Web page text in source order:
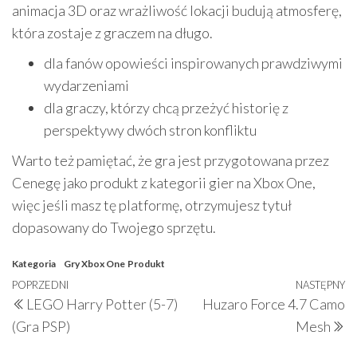
animacja 3D oraz wrażliwość lokacji budują atmosferę,
która zostaje z graczem na długo.
dla fanów opowieści inspirowanych prawdziwymi
wydarzeniami
dla graczy, którzy chcą przeżyć historię z
perspektywy dwóch stron konfliktu
Warto też pamiętać, że gra jest przygotowana przez
Cenegę jako produkt z kategorii gier na Xbox One,
więc jeśli masz tę platformę, otrzymujesz tytuł
dopasowany do Twojego sprzętu.
Kategoria Gry Xbox One Produkt
Nawigacja
wpisu
Poprzedni
wpis
POPRZEDNI
LEGO Harry Potter (5-7)
(Gra PSP)
NASTĘPNY
Huzaro Force 4.7 Camo
Mesh